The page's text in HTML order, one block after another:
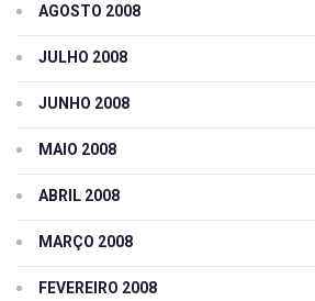
AGOSTO 2008
JULHO 2008
JUNHO 2008
MAIO 2008
ABRIL 2008
MARÇO 2008
FEVEREIRO 2008